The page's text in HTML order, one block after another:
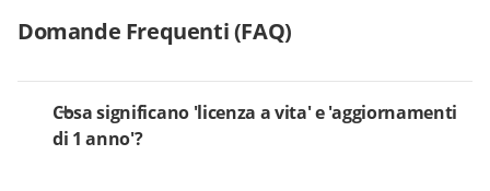
Domande Frequenti (FAQ)
Cosa significano 'licenza a vita' e 'aggiornamenti
di 1 anno'?